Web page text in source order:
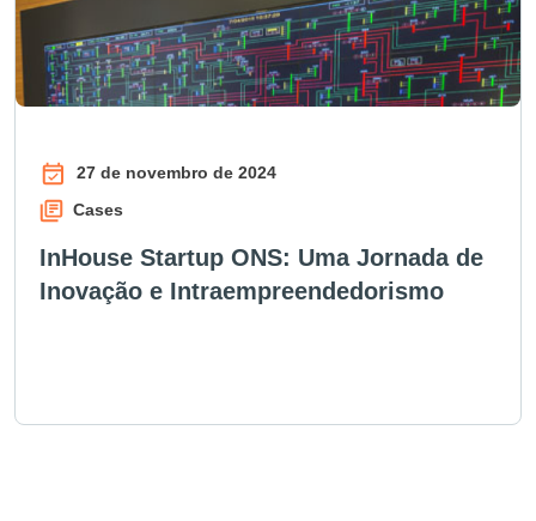
27 de novembro de 2024
Cases
InHouse Startup ONS: Uma Jornada de
Inovação e Intraempreendedorismo